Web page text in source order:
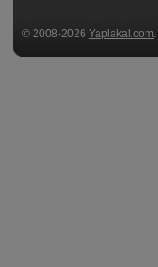
© 2008-2026 Yaplakal.com
соглашения.